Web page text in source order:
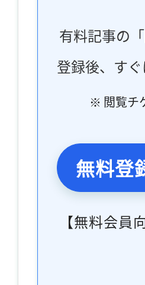
有料記事の
登録後、す
※ 閲覧チ
無料登
【無料会